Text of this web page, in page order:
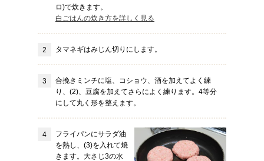
ロ)で炊きます。
白ごはんの炊き方を詳しく見る
タマネギはみじん切りにします。
合挽きミンチに塩、コショウ、酒を加えてよく練
り、(2)、豆腐を加えてさらによく練ります。4等分
にして丸く形を整えます。
フライパンにサラダ油
を熱し、(3)を入れて焼
きます。大さじ3の水